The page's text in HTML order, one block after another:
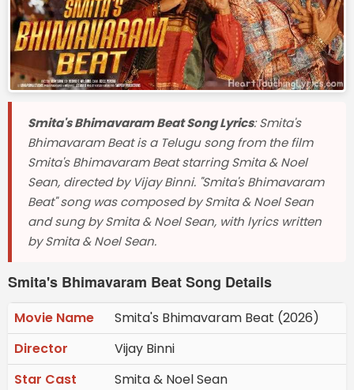
Smita's Bhimavaram Beat Song Lyrics: Smita's
Bhimavaram Beat is a Telugu song from the film
Smita's Bhimavaram Beat starring Smita & Noel
Sean, directed by Vijay Binni. "Smita's Bhimavaram
Beat" song was composed by Smita & Noel Sean
and sung by Smita & Noel Sean, with lyrics written
by Smita & Noel Sean.
Smita's Bhimavaram Beat Song Details
Movie Name
Smita's Bhimavaram Beat (2026)
Director
Vijay Binni
Star Cast
Smita & Noel Sean